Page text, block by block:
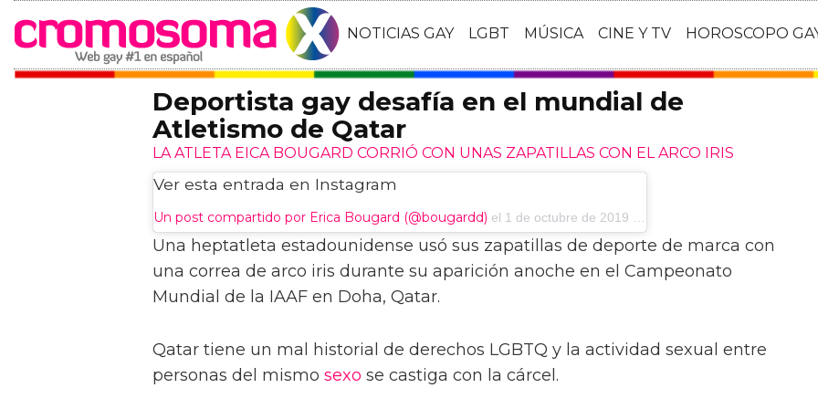
NOTICIAS GAY LGBT MÚSICA CINE Y TV HOROSCOPO
Deportista gay desafía en el mundial de
Atletismo de Qatar
LA ATLETA EICA BOUGARD CORRIÓ CON UNAS ZAPATILLAS CON EL ARCO IRIS
Ver esta entrada en Instagram
Un post compartido por Erica Bougard (@bougardd) el 1 de octubre de 2019 a la 1:46am PDT
Una heptatleta estadounidense usó sus zapatillas de deporte de marca con
una correa de arco iris durante su aparición anoche en el Campeonato
Mundial de la IAAF en Doha, Qatar.
Qatar tiene un mal historial de derechos LGBTQ y la actividad sexual entre
personas del mismo sexo se castiga con la cárcel.